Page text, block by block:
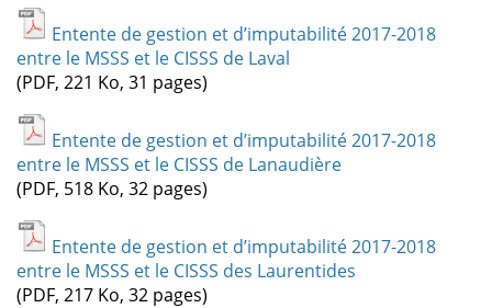
Entente de gestion et d’imputabilité 2017-2018
entre le MSSS et le CISSS de Laval
(PDF, 221 Ko, 31 pages)
Entente de gestion et d’imputabilité 2017-2018
entre le MSSS et le CISSS de Lanaudière
(PDF, 518 Ko, 32 pages)
Entente de gestion et d’imputabilité 2017-2018
entre le MSSS et le CISSS des Laurentides
(PDF, 217 Ko, 32 pages)